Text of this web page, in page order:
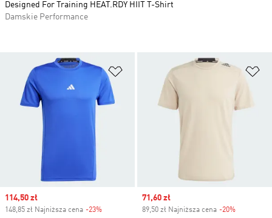
Dodaj do listy życzeń
Sale price
114,50 zł
148,85 zł Najniższa cena -23%
Sale price
71,60 zł
89,50 zł Najniższa cena -20%
Designed For Training HEAT.RDY HIIT T-Shirt
Damskie Performance